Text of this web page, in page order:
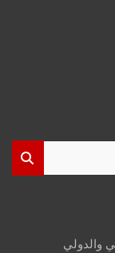
والدولي